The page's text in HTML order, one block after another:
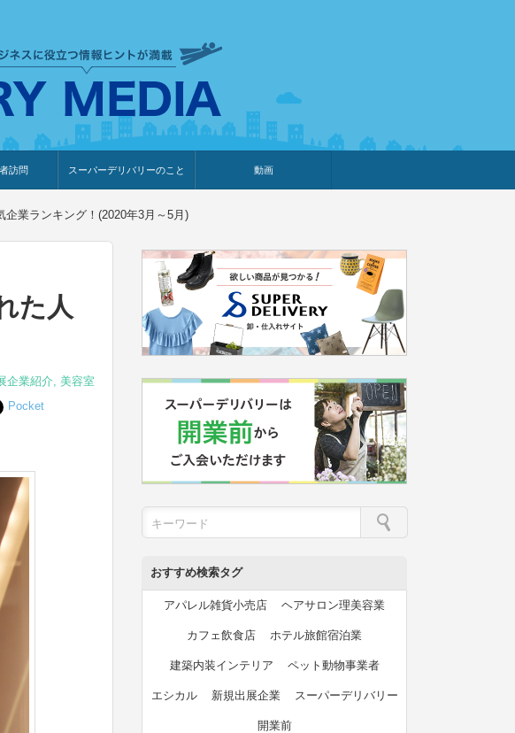
訪問
宿泊業
スーパーデリバリーのこと
SD export
お知らせ
イベント・プレゼント企画
セミナー・調査レポート
体験型イベント・動画告知
外部メディア掲載
新規出展メーカー
動画
業ランキング！(2020年3月～5月)
た人
企業紹介, 美容室
Pocket
おすすめ検索タグ
アパレル雑貨小売店 ヘアサロン理美容業
カフェ飲食店 ホテル旅館宿泊業
建築内装インテリア ペット動物事業者
エシカル 新規出展企業 スーパーデリバリー
開業前